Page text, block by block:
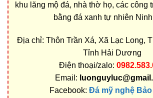
khu lăng mộ đá, nhà thờ họ, các công
bằng đá xanh tự nhiên
Địa chỉ: Thôn Trần Xá, Xã Lạc Long,
Tỉnh Hải Dương
Điện thoại/zalo:
Email:
Facebook: Đá mỹ nghệ